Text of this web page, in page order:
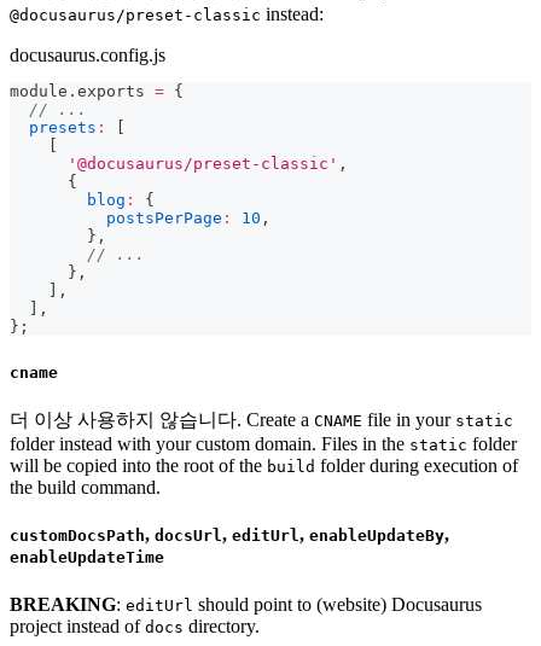
@docusaurus/preset-classic instead:
docusaurus.config.js
module . exports = {
// ...
presets :
[
[
'@docusaurus/preset-classic' ,
{
blog :
{
postsPerPage : 10 ,
} ,
// ...
} ,
] ,
] ,
} ;
cname
더 이상 사용하지 않습니다. Create a CNAME file in your static
folder instead with your custom domain. Files in the static folder
will be copied into the root of the build folder during execution of
the build command.
customDocsPath, docsUrl, editUrl, enableUpdateBy,
enableUpdateTime
BREAKING: editUrl should point to (website) Docusaurus
project instead of docs directory.